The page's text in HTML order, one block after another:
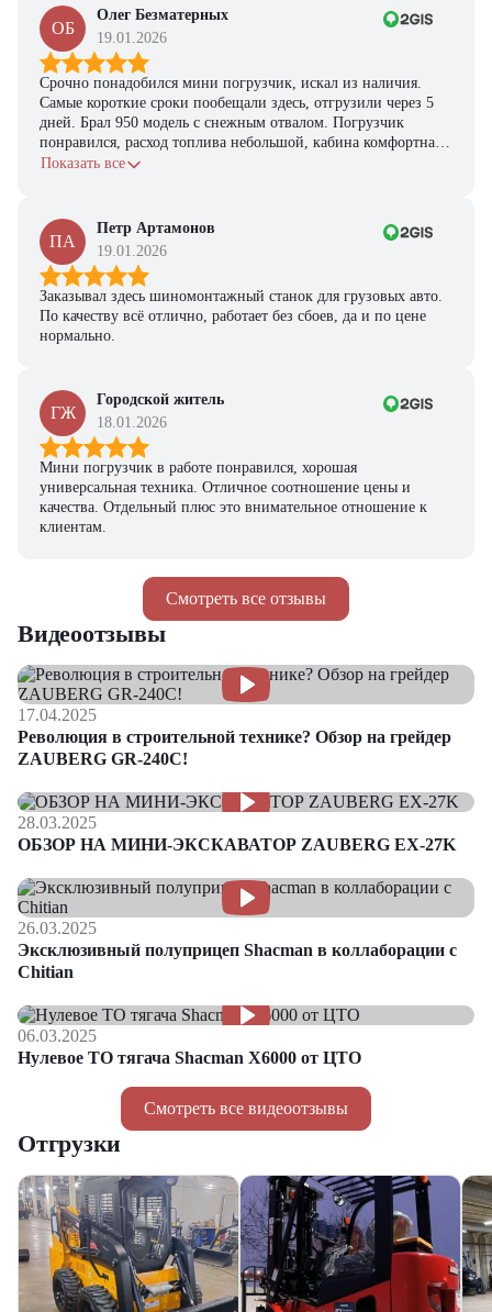
Смотреть все отзывы
ОБ
Олег Безматерных
19.01.2026
Срочно понадобился мини погрузчик, искал из наличия.
Самые короткие сроки пообещали здесь, отгрузили через 5
дней. Брал 950 модель с снежным отвалом. Погрузчик
понравился, расход топлива небольшой, кабина комфортная,
с задачами справляется.
Показать все
ПА
Петр Артамонов
19.01.2026
Заказывал здесь шиномонтажный станок для грузовых авто.
По качеству всё отлично, работает без сбоев, да и по цене
нормально.
ГЖ
Городской житель
18.01.2026
Мини погрузчик в работе понравился, хорошая
универсальная техника. Отличное соотношение цены и
качества. Отдельный плюс это внимательное отношение к
клиентам.
Смотреть все видеоотзывы
Видеоотзывы
17.04.2025
Революция в строительной технике? Обзор на грейдер
ZAUBERG GR-240C!
28.03.2025
ОБЗОР НА МИНИ-ЭКСКАВАТОР ZAUBERG EX-27K
26.03.2025
Эксклюзивный полуприцеп Shacman в коллаборации с
Chitian
06.03.2025
Нулевое ТО тягача Shacman Х6000 от ЦТО
Отгрузки